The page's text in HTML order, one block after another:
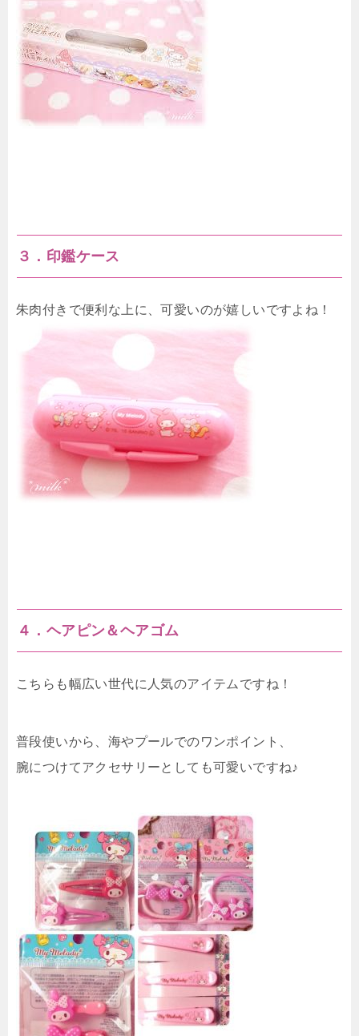
３．印鑑ケース
朱肉付きで便利な上に、可愛いのが嬉しいですよね！
４．ヘアピン＆ヘアゴム
こちらも幅広い世代に人気のアイテムですね！
普段使いから、海やプールでのワンポイント、
腕につけてアクセサリーとしても可愛いですね♪